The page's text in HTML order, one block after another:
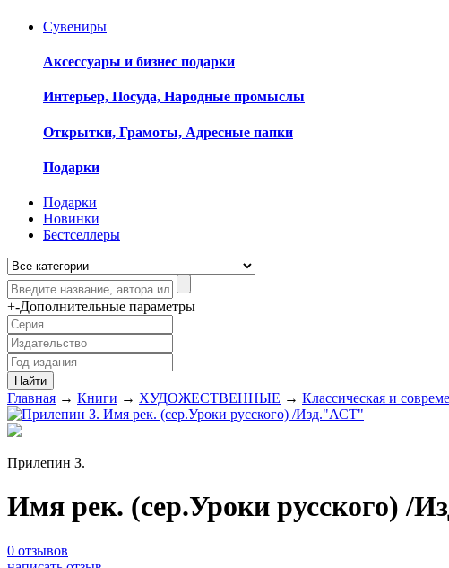
Сувениры
Аксессуары и бизнес подарки
Интерьер, Посуда, Народные промыслы
Открытки, Грамоты, Адресные папки
Подарки
Подарки
Новинки
Бестселлеры
+-Дополнительные параметры
Главная → Книги → ХУДОЖЕСТВЕННЫЕ → Классическая и
Прилепин З.
Имя рек. (сер.Уроки русского) /
0 отзывов